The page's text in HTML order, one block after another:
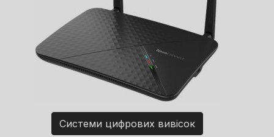
Системи цифрових вивісок